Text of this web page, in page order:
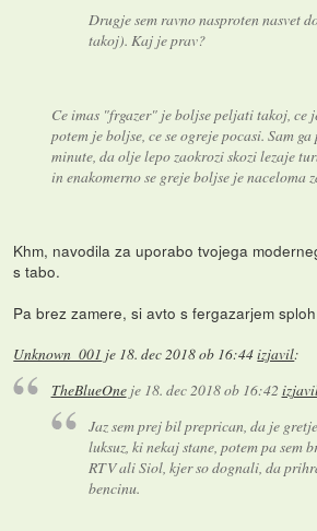
Drugje sem ravno nasproten nasvet
takoj). Kaj je prav?
Ce imas "frgazer" je boljse peljati takoj, ce
potem je boljse, ce se ogreje pocasi. Sam
minute, da olje lepo zaokrozi skozi lezaje
in enakomerno se greje boljse je naceloma
Khm, navodila za uporabo tvojega
s tabo.
Pa brez zamere, si avto s fergazarjem
Unknown_001 je 18. dec 2018 ob 16:44izjavil:
TheBlueOneje 18. dec 2018 ob 16:42
Jaz sem prej bil preprican, da je
luksuz, ki nekaj stane, potem pa sem
RTV ali Siol, kjer so dognali, da
bencinu.